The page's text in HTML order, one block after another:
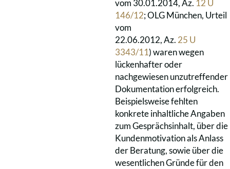
vom 30.01.2014, Az. 12 U
146/12; OLG München, Urteil
vom
22.06.2012, Az. 25 U
3343/11) waren wegen
lückenhafter oder
nachgewiesen unzutreffender
Dokumentation erfolgreich.
Beispielsweise fehlten
konkrete inhaltliche Angaben
zum Gesprächsinhalt, über die
Kundenmotivation als Anlass
der Beratung, sowie über die
wesentlichen Gründe für den